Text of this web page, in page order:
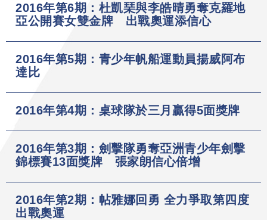
2016年第6期：杜凱琹與李皓晴勇奪克羅地
亞公開賽女雙金牌 出戰奧運添信心
2016年第5期：青少年帆船運動員揚威阿布
達比
2016年第4期：桌球隊於三月贏得5面獎牌
2016年第3期：劍擊隊勇奪亞洲青少年劍擊
錦標賽13面獎牌 張家朗信心倍增
2016年第2期：帖雅娜回勇 全力爭取第四度
出戰奧運